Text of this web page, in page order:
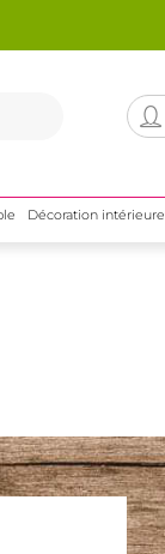
Décoration intérieure